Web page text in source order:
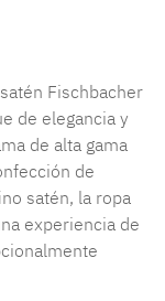
Fischbacher
de elegancia y
de alta gama
de
satén, la ropa
experiencia de